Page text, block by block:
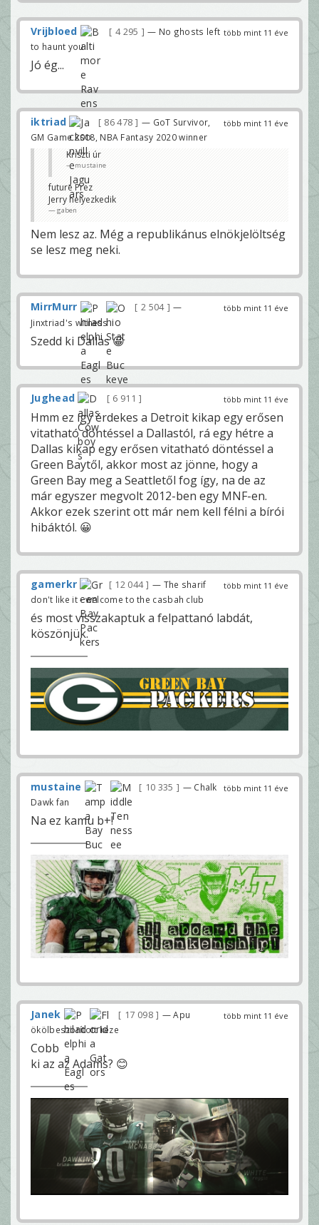
több mint 11 éve
Vrijbloed 4 295
— No ghosts left
to haunt you
Jó ég...
több mint 11 éve
iktriad 86 478
— GoT Survivor,
GM Game 2018, NBA Fantasy 2020 winner
Kriszti úr
mustaine
future Prez
Jerry helyezkedik
gaben
Nem lesz az. Még a republikánus elnökjelöltség
se lesz meg neki.
több mint 11 éve
MirrMurr 2 504
—
Jinxtriad's witness
Szedd ki Dallas 😀
több mint 11 éve
Jughead 6 911
Hmm ez így érdekes a Detroit kikap egy erősen
vitatható döntéssel a Dallastól, rá egy hétre a
Dallas kikap egy erősen vitatható döntéssel a
Green Baytől, akkor most az jönne, hogy a
Green Bay meg a Seattletől fog így, na de az
már egyszer megvolt 2012-ben egy MNF-en.
Akkor ezek szerint ott már nem kell félni a bírói
hibáktól. 😀
több mint 11 éve
gamerkr 12 044
— The sharif
don't like it - welcome to the casbah club
és most visszakaptuk a felpattanó labdát,
köszönjük.
több mint 11 éve
mustaine 10 335
— Chalk
Dawk fan
Na ez kamu b+!
több mint 11 éve
Janek 17 098
— Apu
ökölbeszorított keze
Cobb
ki az az Adams? 😊